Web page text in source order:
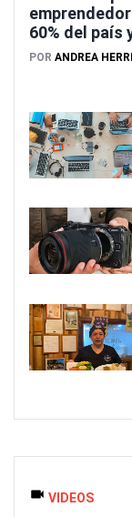
60% del país
POR ANDREA
VIDEOS